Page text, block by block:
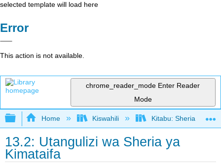
selected template will load here
Error
This action is not available.
chrome_reader_mode Enter Reader
Mode
Expand/collapse global hierarchy
Home Kiswahili Kitabu: Sheria ya
13.2: Utangulizi wa Sheria ya
Kimataifa